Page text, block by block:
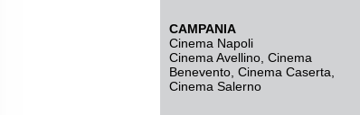
CAMPANIA
Cinema Napoli
Cinema Avellino Cinema
Benevento Cinema Caserta
Cinema Salerno